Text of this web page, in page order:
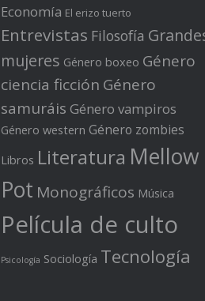
Economía El erizo tuerto
Entrevistas Filosofía
mujeres Género boxeo Género
ciencia ficción Género
samuráis Género vampiros
Género western Género zombies
Libros Literatura Mellow
Pot Monográficos Música
Película de culto
Psicología Sociología Tecnología